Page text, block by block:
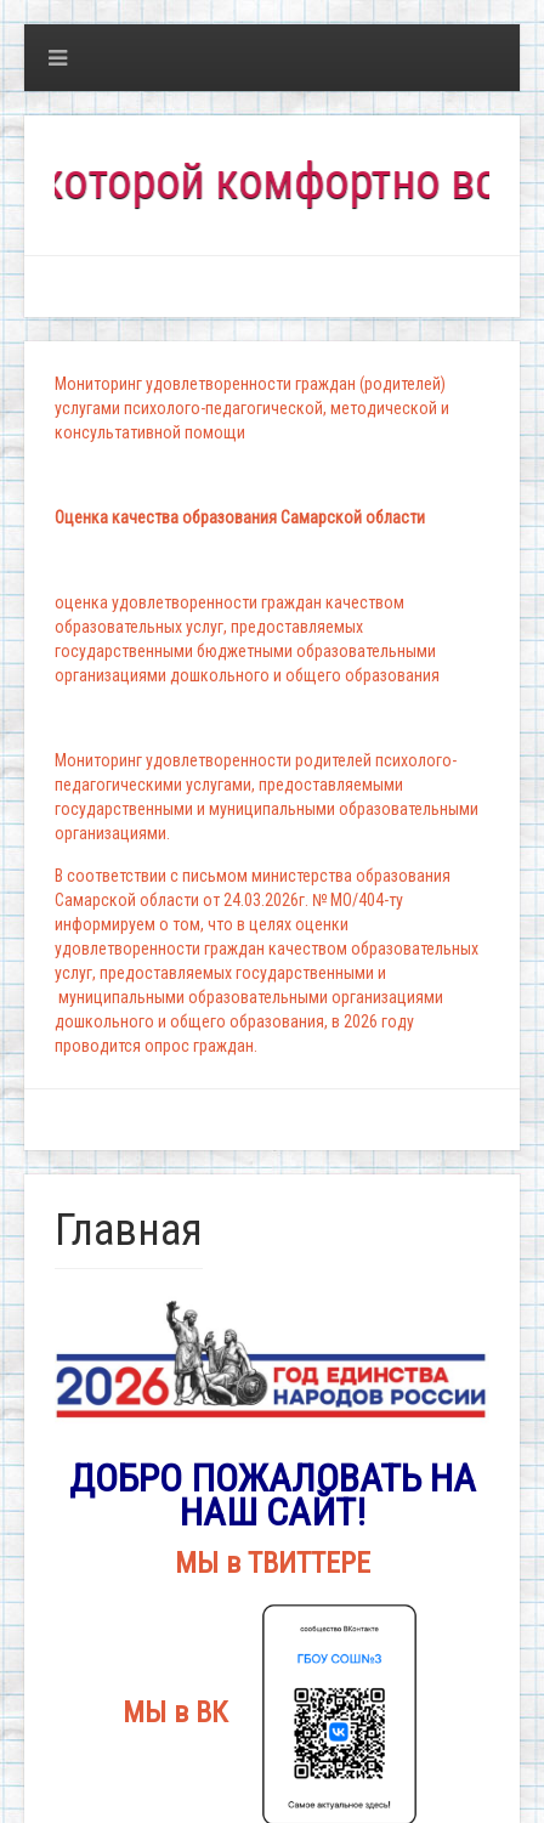
комфортно всем!"
Мониторинг удовлетворенности граждан (родителей)
услугами психолого-педагогической, методической и
консультативной помощи
Оценка качества образования Самарской области
оценка удовлетворенности граждан качеством
образовательных услуг, предоставляемых
государственными бюджетными образовательными
организациями дошкольного и общего образования
Мониторинг удовлетворенности родителей психолого-
педагогическими услугами, предоставляемыми
государственными и муниципальными образовательными
организациями.
В соответствии с письмом министерства образования
Самарской области от 24.03.2026г. № МО/404-ту
информируем о том, что в целях оценки
удовлетворенности граждан качеством образовательных
услуг, предоставляемых государственными и
муниципальными образовательными организациями
дошкольного и общего образования, в 2026 году
проводится опрос граждан.
Главная
ДОБРО ПОЖАЛОВАТЬ НА
НАШ САЙТ!
МЫ в ТВИТТЕРЕ
МЫ в ВК